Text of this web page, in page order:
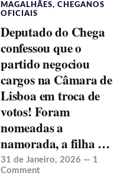
MAGALHÃES,CHEGANOS
OFICIAIS
Deputado do Chega
confessou que o
partido negociou
cargos na Câmara de
Lisboa em troca de
votos! Foram
nomeadas a
namorada, a filha …
31 de Janeiro, 2026 — 1
Comment